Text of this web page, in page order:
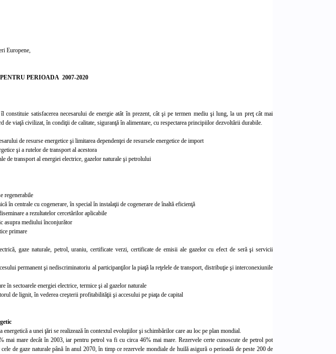
Europene,
PERIOADA 2007-2020
constituie satisfacerea necesarului de energie atât în prezent, cât şi pe termen mediu şi lung, la un preţ cât mai
de viaţă civilizat, în condiţii de calitate, siguranţă în alimentare, cu respectarea principiilor dezvoltării durabile.
de resurse energetice şi limitarea dependenţei de resursele energetice de import
şi a rutelor de transport al acestora
de transport al energiei electrice, gazelor naturale şi petrolului
regenerabile
în centrale cu cogenerare, în special în instalaţii de cogenerare de înaltă eficienţă
a rezultatelor cercetărilor aplicabile
asupra mediului înconjurător
primare
gaze naturale, petrol, uraniu, certificate verzi, certificate de emisii ale gazelor cu efect de seră şi servicii
permanent şi nediscriminatoriu al participanţilor la piaţă la reţelele de transport, distribuţie şi interconexiunile
în sectoarele energiei electrice, termice şi al gazelor naturale
de lignit, în vederea creşterii profitabilităţii şi accesului pe piaţa de capital
a unei ţări se realizează în contextul evoluţiilor şi schimbărilor care au loc pe plan mondial.
mai mare decât în 2003, iar pentru petrol va fi cu circa 46% maimare. Rezervele certe cunoscute de petrol pot
de gaze naturale până în anul 2070, în timp ce rezervele mondiale de huilă asigură o perioadă de peste 200 de